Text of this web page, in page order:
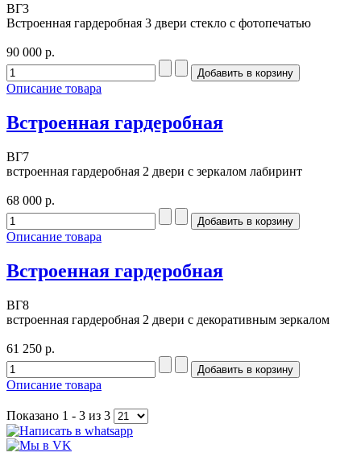
ВГ3
Встроенная гардеробная 3 двери стекло с фотопечатью
90 000 р.
Описание товара
Встроенная гардеробная
ВГ7
встроенная гардеробная 2 двери с зеркалом лабиринт
68 000 р.
Описание товара
Встроенная гардеробная
ВГ8
встроенная гардеробная 2 двери с декоративным зеркалом
61 250 р.
Описание товара
Показано 1 - 3 из 3